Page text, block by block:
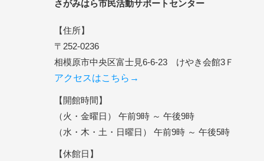
さがみはら市民活動サポートセンター
【住所】
〒252-0236
相模原市中央区富士見6-6-23 けやき会館3Ｆ